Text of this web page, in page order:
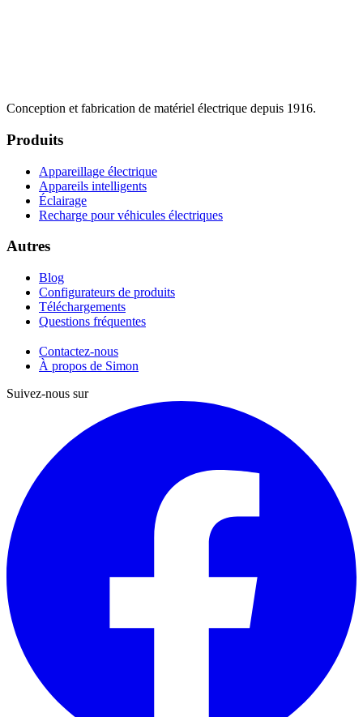
Conception et fabrication de matériel électrique depuis 1916.
Produits
Appareillage électrique
Appareils intelligents
Éclairage
Recharge pour véhicules électriques
Autres
Blog
Configurateurs de produits
Téléchargements
Questions fréquentes
Contactez-nous
À propos de Simon
Suivez-nous sur